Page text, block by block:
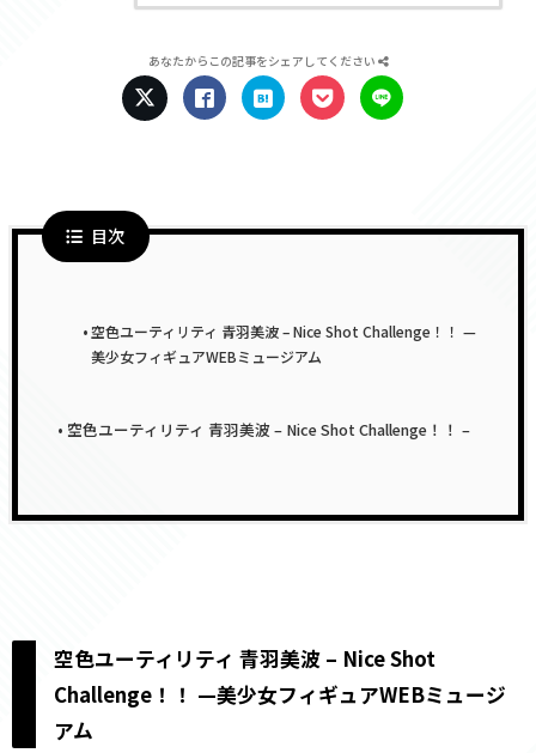
あなたからこの記事をシェアしてください
目次
空色ユーティリティ 青羽美波 – Nice Shot Challenge！！ —
美少女フィギュアWEBミュージアム
空色ユーティリティ 青羽美波 – Nice Shot Challenge！！ –
空色ユーティリティ 青羽美波 – Nice Shot
Challenge！！ —美少女フィギュアWEBミュージ
アム